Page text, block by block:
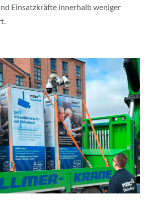
Einsatzkräfte innerhalb weniger